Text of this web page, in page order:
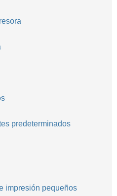
predeterminados
impresión pequeños